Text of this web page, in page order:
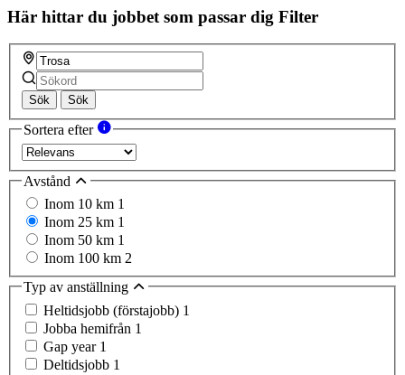
Här hittar du jobbet som passar dig Filter
Sök Sök
Sortera efter
Avstånd
Inom 10 km 1
Inom 25 km 1
Inom 50 km 1
Inom 100 km 2
Typ av anställning
Heltidsjobb (förstajobb) 1
Jobba hemifrån 1
Gap year 1
Deltidsjobb 1